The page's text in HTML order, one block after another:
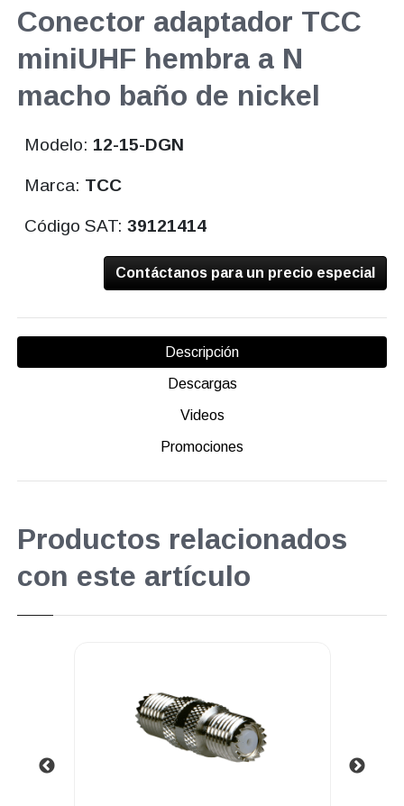
Conector adaptador TCC
miniUHF hembra a N
macho baño de nickel
Modelo: 12-15-DGN
Marca: TCC
Código SAT:39121414
Contáctanos para un precio especial
Descripción
Descargas
Videos
Promociones
Productos relacionados
con este artículo